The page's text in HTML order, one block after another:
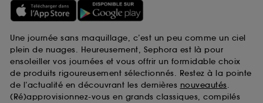
Une journée sans maquillage, c’est un peu comme un ciel
plein de nuages. Heureusement, Sephora est là pour
ensoleiller vos journées et vous offrir un formidable choix
de produits rigoureusement sélectionnés. Restez à la pointe
de l’actualité en découvrant les dernières nouveautés.
(Ré)approvisionnez-vous en grands classiques, compilés